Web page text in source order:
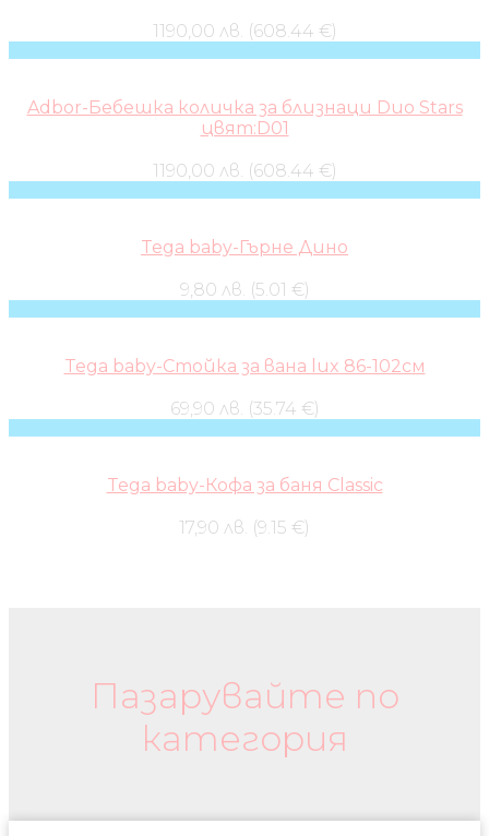
1190,00 лв. (608.44 €)
Adbor-Бебешка количка за близнаци Duo Stars
цвят:D01
1190,00 лв. (608.44 €)
Tega baby-Гърне Дино
9,80 лв. (5.01 €)
Tega baby-Стойка за вана lux 86-102см
69,90 лв. (35.74 €)
Tega baby-Кофа за баня Classic
17,90 лв. (9.15 €)
Пазарувайте по
категория